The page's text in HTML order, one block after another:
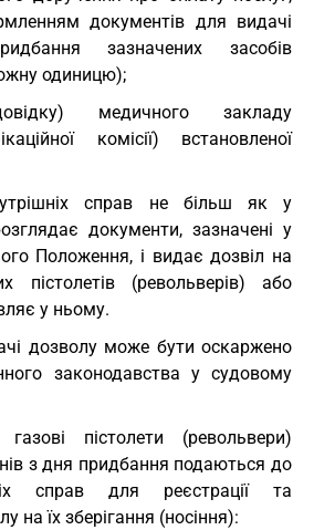
документів для видачі
зазначених засобів
одиницю);
медичного закладу
комісії) встановленої
справ не більш як у
документи, зазначені у
Положення, і видає дозвіл на
пістолетів (револьверів) або
у ньому.
дозволу може бути оскаржено
законодавства у судовому
пістолети (револьвери)
з дня придбання подаються до
справ для реєстрації та
на їх зберігання (носіння):